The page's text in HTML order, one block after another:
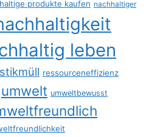
produkte kaufen nachhaltiger
leben
ressourceneffizienz
umwelt umweltbewusst